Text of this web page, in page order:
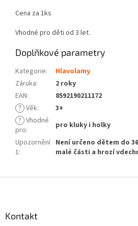
Cena za 1ks
Vhodné pro děti od 3 let.
Doplňkové parametry
Kategorie:
Hlavolamy
Záruka:
2 roky
EAN:
8592190211172
? Věk:
3+
? Vhodné
pro:
pro kluky i holky
Upozornění
1:
Není určeno dětem do
malé části a hrozí
Kontakt